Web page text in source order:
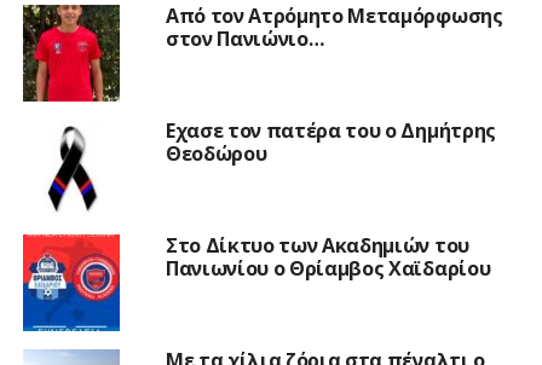
Από τον Ατρόμητο Μεταμόρφωσης
στον Πανιώνιο…
Εχασε τον πατέρα του ο Δημήτρης
Θεοδώρου
Στο Δίκτυο των Ακαδημιών του
Πανιωνίου ο Θρίαμβος Χαϊδαρίου